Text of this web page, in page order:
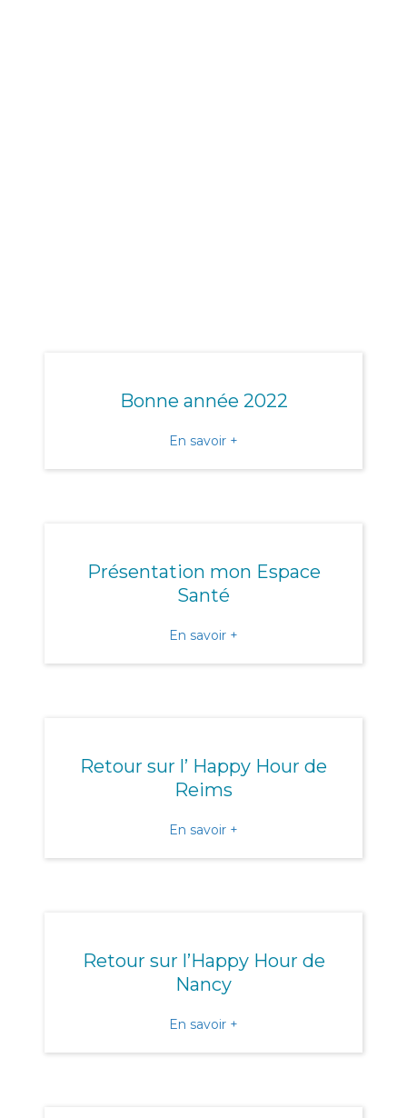
Bonne année 2022
En savoir +
Présentation mon Espace
Santé
En savoir +
Retour sur l’ Happy Hour de
Reims
En savoir +
Retour sur l’Happy Hour de
Nancy
En savoir +